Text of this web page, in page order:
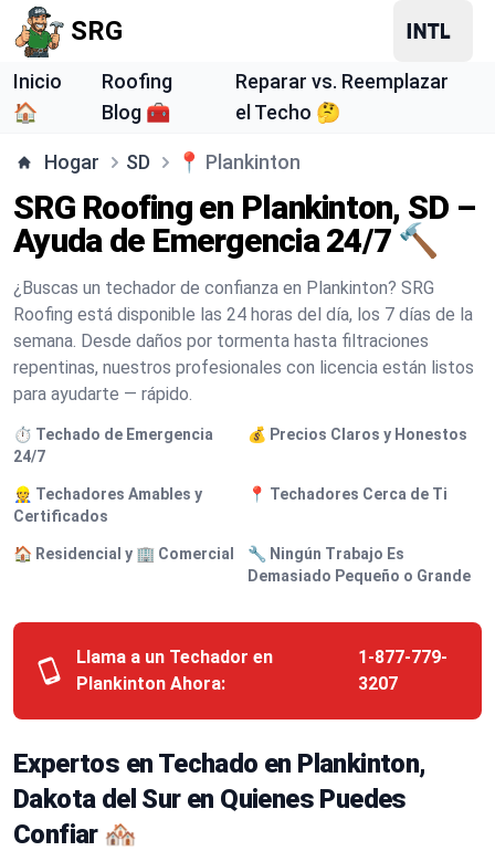
SRG
Inicio
🏠
Roofing
Blog 🧰
Reparar vs. Reemplazar
el Techo 🤔
Hogar SD 📍 Plankinton
SRG Roofing en Plankinton, SD –
Ayuda de Emergencia 24/7 🔨
¿Buscas un techador de confianza en Plankinton? SRG
Roofing está disponible las 24 horas del día, los 7 días de la
semana. Desde daños por tormenta hasta filtraciones
repentinas, nuestros profesionales con licencia están listos
para ayudarte — rápido.
⏱️ Techado de Emergencia
24/7
💰 Precios Claros y Honestos
👷 Techadores Amables y
Certificados
📍 Techadores Cerca de Ti
🏠 Residencial y 🏢 Comercial
🔧 Ningún Trabajo Es
Demasiado Pequeño o Grande
Llama a un Techador en
Plankinton Ahora:
1-877-779-
3207
Expertos en Techado en Plankinton,
Dakota del Sur en Quienes Puedes
Confiar 🏘️